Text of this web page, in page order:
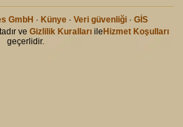
GmbH · Künye· Veri güvenliği· GİS
ve Gizlilik Kurallarıile Hizmet Koşulları
geçerlidir.